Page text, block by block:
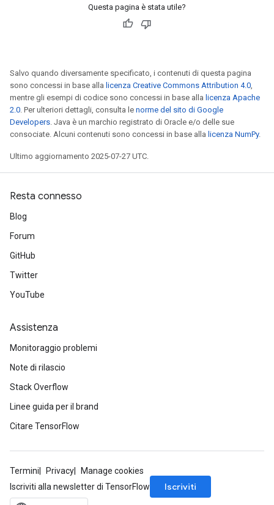
Questa pagina è stata utile?
Salvo quando diversamente specificato, i contenuti di questa pagina
sono concessi in base alla licenza Creative Commons Attribution 4.0,
mentre gli esempi di codice sono concessi in base alla licenza Apache
2.0. Per ulteriori dettagli, consulta le norme del sito di Google
Developers. Java è un marchio registrato di Oracle e/o delle sue
consociate. Alcuni contenuti sono concessi in base alla licenza NumPy.
Ultimo aggiornamento 2025-07-27 UTC.
Resta connesso
Blog
Forum
GitHub
Twitter
YouTube
Assistenza
Monitoraggio problemi
Note di rilascio
Stack Overflow
Linee guida per il brand
Citare TensorFlow
Termini Privacy
Manage cookies
Iscriviti alla newsletter di TensorFlow
Iscriviti